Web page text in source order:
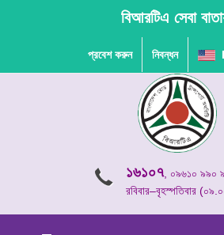
বিআরটিএ সেবা
প্রবেশ করুন নিবন্ধন
১৬১০৭, ০৯৬১০ ৯৯০
রবিবার–বৃহস্পতিবার